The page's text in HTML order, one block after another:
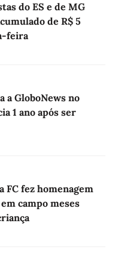
do ES e de MG
de R$ 5
feira
a GloboNews no
1 ano após ser
FC fez homenagem
campo meses